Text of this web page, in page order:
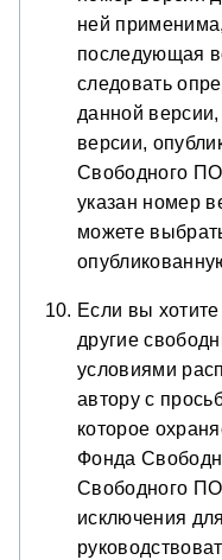
ней
последующая
следовать
данной
версии,
Свободного
указан номер
можете
Если вы
другие
условиями
автору с
которое
Фонда
Свободного
исключения